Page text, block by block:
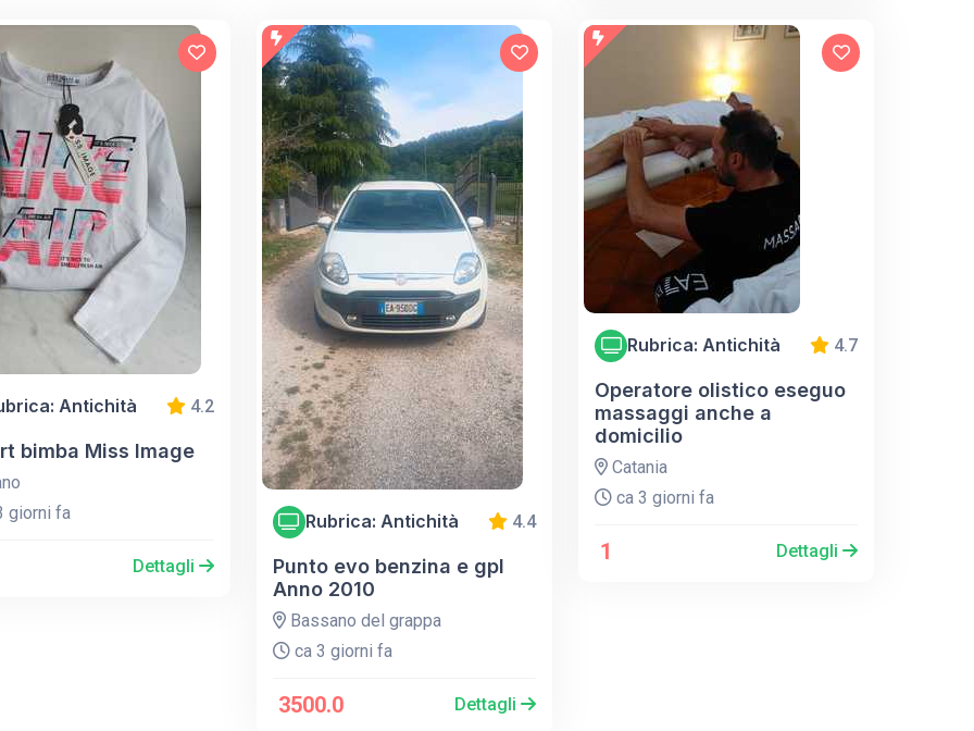
Antichità 4.2
bimba Miss Image
giorni fa
Dettagli
Rubrica: Antichità 4.4
Punto evo benzina e gpl
Anno 2010
Bassano del grappa
ca 3 giorni fa
3500.0 Dettagli
Rubrica: Antichità 4.7
Operatore olistico eseguo
massaggi anche a
domicilio
Catania
ca 3 giorni fa
1 Dettagli